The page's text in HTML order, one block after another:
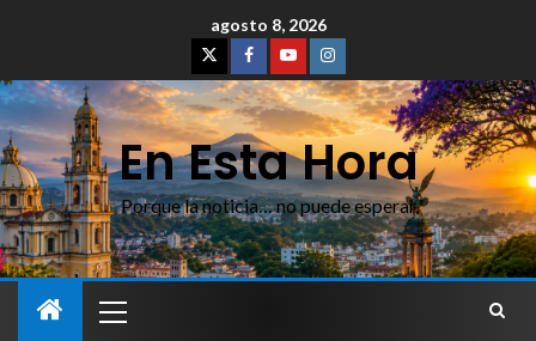
agosto 8, 2026
En Esta Hora
Porque la noticia… no puede esperar